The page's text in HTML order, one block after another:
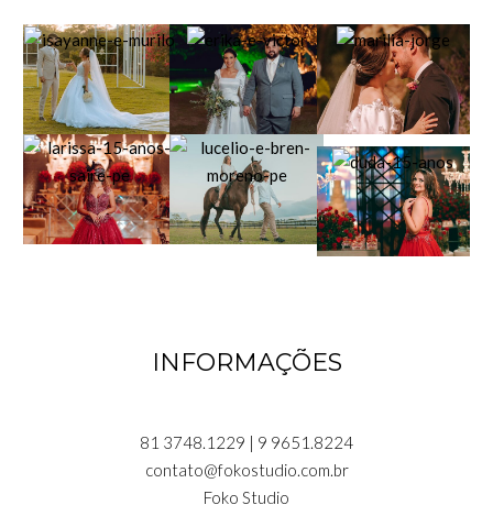
INFORMAÇÕES
81 3748.1229 | 9 9651.8224
contato@fokostudio.com.br
Foko Studio